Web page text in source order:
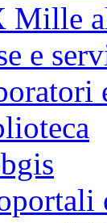
Mille
e